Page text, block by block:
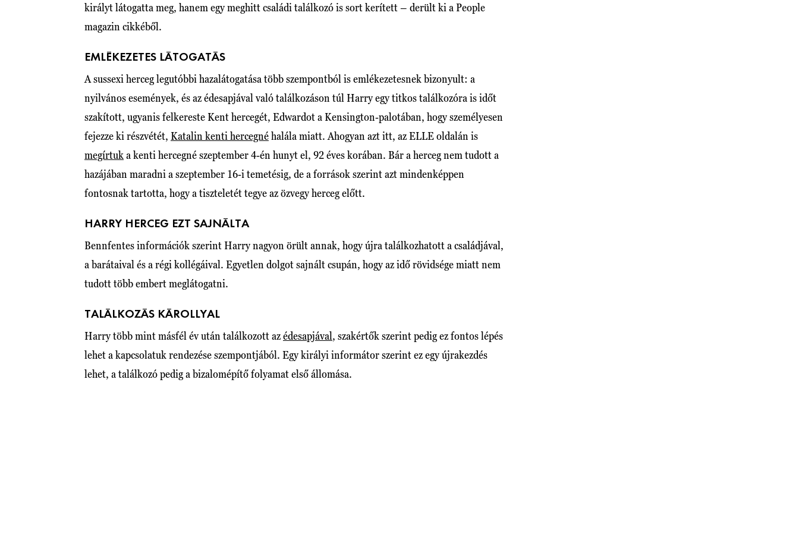
királyt látogatta meg, hanem egy meghitt családi találkozó is sort kerített – derült ki a People
magazin cikkéből.
EMLÉKEZETES LÁTOGATÁS
A sussexi herceg legutóbbi hazalátogatása több szempontból is emlékezetesnek bizonyult: a
nyilvános események, és az édesapjával való találkozáson túl Harry egy titkos találkozóra is időt
szakított, ugyanis felkereste Kent hercegét, Edwardot a Kensington-palotában, hogy személyesen
fejezze ki részvétét, Katalin kenti hercegnéhalála miatt. Ahogyan azt itt, az ELLE oldalán is
megírtuka kenti hercegné szeptember 4-én hunyt el, 92 éves korában. Bár a herceg nem tudott a
hazájában maradni a szeptember 16-i temetésig, de a források szerint azt mindenképpen
fontosnak tartotta, hogy a tiszteletét tegye az özvegy herceg előtt.
HARRY HERCEG EZT SAJNÁLTA
Bennfentes információk szerint Harry nagyon örült annak, hogy újra találkozhatott a családjával,
a barátaival és a régi kollégáival. Egyetlen dolgot sajnált csupán, hogy az idő rövidsége miatt nem
tudott több embert meglátogatni.
TALÁLKOZÁS KÁROLLYAL
Harry több mint másfél év után találkozott azédesapjával, szakértők szerint pedig ez fontos lépés
lehet a kapcsolatuk rendezése szempontjából. Egy királyi informátor szerint ez egy újrakezdés
lehet, a találkozó pedig a bizalomépítő folyamat első állomása.